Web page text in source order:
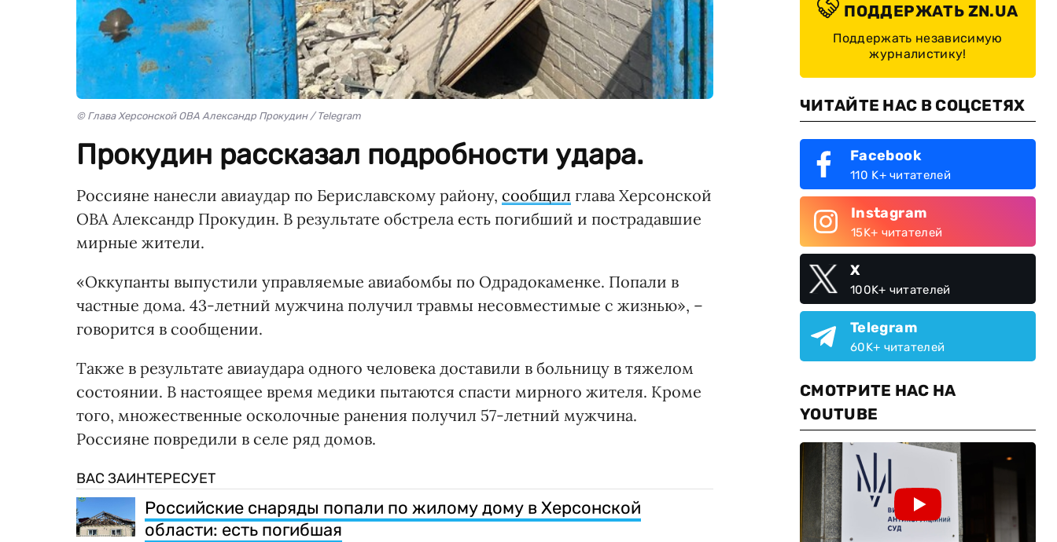
© Глава Херсонской ОВА Александр Прокудин / Telegram
Прокудин рассказал подробности удара.
Россияне нанесли авиаудар по Бериславскому району, сообщил глава Херсонской
ОВА Александр Прокудин. В результате обстрела есть погибший и пострадавшие
мирные жители.
«Оккупанты выпустили управляемые авиабомбы по Одрадокаменке. Попали в
частные дома. 43-летний мужчина получил травмы несовместимые с жизнью», –
говорится в сообщении.
Также в результате авиаудара одного человека доставили в больницу в тяжелом
состоянии. В настоящее время медики пытаются спасти мирного жителя. Кроме
того, множественные осколочные ранения получил 57-летний мужчина.
Россияне повредили в селе ряд домов.
ВАС ЗАИНТЕРЕСУЕТ
Российские снаряды попали по жилому дому в Херсонской
области: есть погибшая
ПОДДЕРЖАТЬ ZN.UA
Поддержать независимую
журналистику!
ЧИТАЙТЕ НАС В СОЦСЕТЯХ
Facebook
110 K+ читателей
Instagram
15K+ читателей
X
100K+ читателей
Telegram
60K+ читателей
СМОТРИТЕ НАС НА
YOUTUBE